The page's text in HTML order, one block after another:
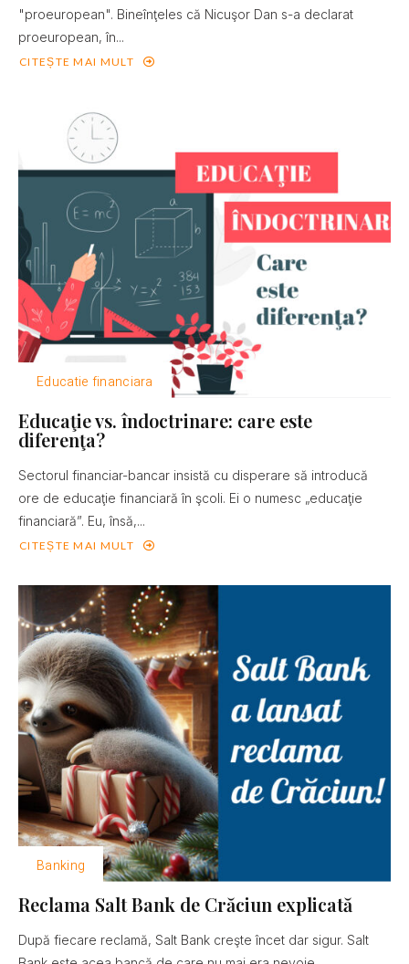
"proeuropean". Bineînţeles că Nicuşor Dan s-a declarat
proeuropean, în...
CITEȘTE MAI MULT
Educatie financiara
Educaţie vs. îndoctrinare: care este
diferenţa?
Sectorul financiar-bancar insistă cu disperare să introducă
ore de educaţie financiară în şcoli. Ei o numesc „educaţie
financiară”. Eu, însă,...
CITEȘTE MAI MULT
Banking
Reclama Salt Bank de Crăciun explicată
După fiecare reclamă, Salt Bank creşte încet dar sigur. Salt